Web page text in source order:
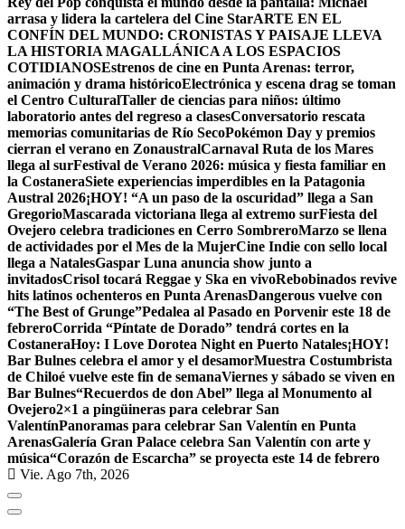
arrasa y lidera la cartelera del Cine StarARTE EN EL
CONFÍN DEL MUNDO: CRONISTAS Y PAISAJE LLEVA
LA HISTORIA MAGALLÁNICA A LOS ESPACIOS
COTIDIANOSEstrenos de cine en Punta Arenas: terror,
animación y drama históricoElectrónica y escena drag se toman
el Centro CulturalTaller de ciencias para niños: último
laboratorio antes del regreso a clasesConversatorio rescata
memorias comunitarias de Río SecoPokémon Day y premios
cierran el verano en ZonaustralCarnaval Ruta de los Mares
llega al surFestival de Verano 2026: música y fiesta familiar en
la CostaneraSiete experiencias imperdibles en la Patagonia
Austral 2026¡HOY! “A un paso de la oscuridad” llega a San
GregorioMascarada victoriana llega al extremo surFiesta del
Ovejero celebra tradiciones en Cerro SombreroMarzo se llena
de actividades por el Mes de la MujerCine Indie con sello local
llega a NatalesGaspar Luna anuncia show junto a
invitadosCrisol tocará Reggae y Ska en vivoRebobinados revive
hits latinos ochenteros en Punta ArenasDangerous vuelve con
“The Best of Grunge”Pedalea al Pasado en Porvenir este 18 de
febreroCorrida “Píntate de Dorado” tendrá cortes en la
CostaneraHoy: I Love Dorotea Night en Puerto Natales¡HOY!
Bar Bulnes celebra el amor y el desamorMuestra Costumbrista
de Chiloé vuelve este fin de semanaViernes y sábado se viven en
Bar Bulnes“Recuerdos de don Abel” llega al Monumento al
Ovejero2×1 a pingüineras para celebrar San
ValentínPanoramas para celebrar San Valentín en Punta
ArenasGalería Gran Palace celebra San Valentín con arte y
música“Corazón de Escarcha” se proyecta este 14 de febrero
Vie. Ago 7th, 2026